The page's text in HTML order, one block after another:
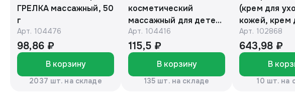
ГРЕЛКА массажный, 50
г
Арт. 104476
98,86 ₽
В корзину
2037 шт. на складе
косметический
массажный для детей
с барсучьим жиром
50г. «Эколон»®
Арт. 104416
115,5 ₽
В корзину
135 шт. на складе
(крем для
кожей, крем
век, крем для
крем
для лица,
Арт. 102868
643,98 ₽
В
10 шт. на